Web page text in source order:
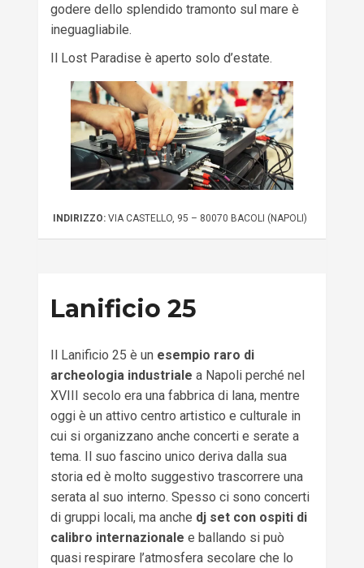
godere dello splendido tramonto sul mare è
ineguagliabile.
Il Lost Paradise è aperto solo d’estate.
INDIRIZZO:VIA CASTELLO, 95 – 80070 BACOLI (NAPOLI)
Lanificio 25
Il Lanificio 25 è un esempio raro di
archeologia industriale a Napoli perché nel
XVIII secolo era una fabbrica di lana, mentre
oggi è un attivo centro artistico e culturale in
cui si organizzano anche concerti e serate a
tema. Il suo fascino unico deriva dalla sua
storia ed è molto suggestivo trascorrere una
serata al suo interno. Spesso ci sono concerti
di gruppi locali, ma anche dj set con ospiti di
calibro internazionale e ballando si può
quasi respirare l’atmosfera secolare che lo